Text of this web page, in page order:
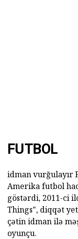
FUTBOL
idman vurğulayır
Amerika futbol
göstərdi, 2011-ci
Things", diqqət
çətin idman ilə
oyunçu.